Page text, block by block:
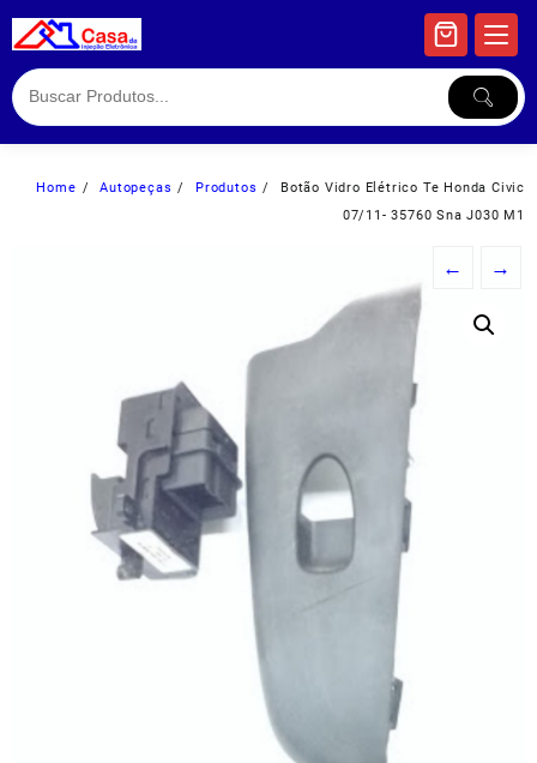
to
Home Autopeças Produtos
Botão Vidro Elétrico Te Honda Civic
07/11- 35760 Sna J030 M1
← →